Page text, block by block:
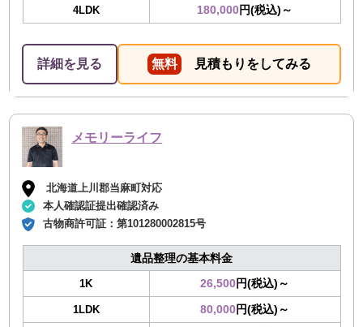
4LDK 180,000円(税込)～
詳細を見る 無料 見積もりをしてみる
メモリーライフ
北海道上川郡当麻町対応
本人確認証提出確認済み
古物商許可証：第101280002815号
遺品整理の基本料金
1K 26,500円(税込)～
1LDK 80,000円(税込)～